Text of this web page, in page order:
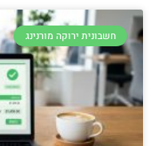
חשבונית ירוקה מורנינג